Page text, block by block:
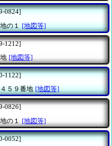
0824]
の１ [地図等]
1212]
[地図等]
1122]
５９番地 [地図等]
0826]
の１ [地図等]
0052]